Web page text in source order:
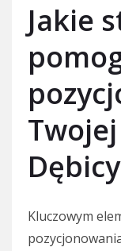
Jakie
Dębicy
Kluczowym